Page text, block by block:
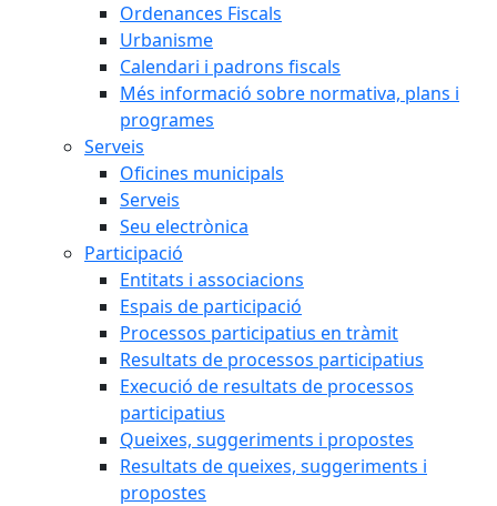
Ordenances Fiscals
Urbanisme
Calendari i padrons fiscals
Més informació sobre normativa, plans i
programes
Serveis
Oficines municipals
Serveis
Seu electrònica
Participació
Entitats i associacions
Espais de participació
Processos participatius en tràmit
Resultats de processos participatius
Execució de resultats de processos
participatius
Queixes, suggeriments i propostes
Resultats de queixes, suggeriments i
propostes